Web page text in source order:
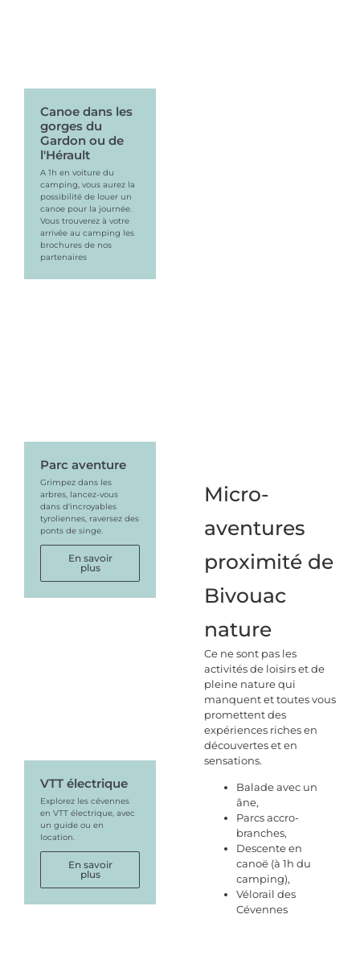
Micro-
aventures
proximité de
Bivouac
nature
Ce ne sont pas les
activités de loisirs et de
pleine nature qui
manquent et toutes vous
promettent des
expériences riches en
découvertes et en
sensations.
Balade avec un
âne,
Parcs accro-
branches,
Descente en
canoë (à 1h du
camping),
Vélorail des
Cévennes
Canoe dans les
gorges du
Gardon ou de
l'Hérault
A 1h en voiture du
camping, vous aurez la
possibilité de louer un
canoe pour la journée.
Vous trouverez à votre
arrivée au camping les
brochures de nos
partenaires
Parc aventure
Grimpez dans les
arbres, lancez-vous
dans d'incroyables
tyroliennes, raversez des
ponts de singe.
En savoir
plus
VTT électrique
Explorez les cévennes
en VTT électrique, avec
un guide ou en
location.
En savoir
plus